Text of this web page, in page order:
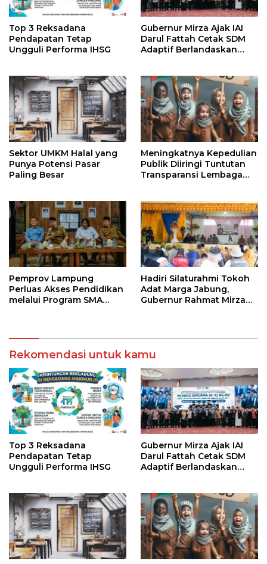
Top 3 Reksadana
Pendapatan Tetap
Ungguli Performa IHSG
Gubernur Mirza Ajak IAI
Darul Fattah Cetak SDM
Adaptif Berlandaskan
Sektor UMKM Halal yang
Punya Potensi Pasar
Paling Besar
Meningkatnya Kepedulian
Publik Diiringi Tuntutan
Transparansi Lembaga
Pemprov Lampung
Perluas Akses Pendidikan
melalui Program SMA
Hadiri Silaturahmi Tokoh
Adat Marga Jabung,
Gubernur Rahmat Mirzani
Penguatan Budaya dan
SDM
Rekomendasi untuk kamu
Top 3 Reksadana
Pendapatan Tetap
Ungguli Performa IHSG
Gubernur Mirza Ajak IAI
Darul Fattah Cetak SDM
Adaptif Berlandaskan